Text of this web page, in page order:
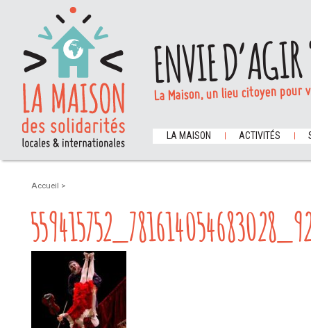
ENVIE
La Maison, un lieu citoyen
LA MAISON ACTIVITÉS
Accueil >